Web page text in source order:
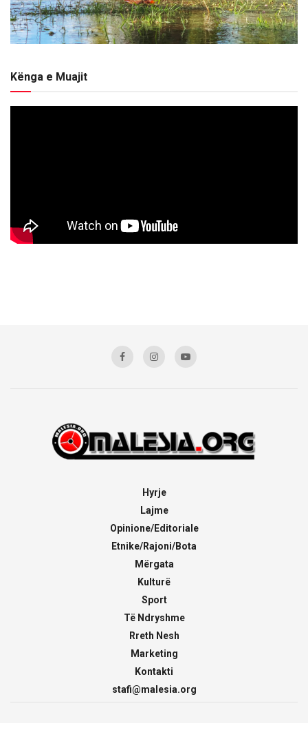
Kënga e Muajit
Hyrje
Lajme
Opinione/Editoriale
Etnike/Rajoni/Bota
Mërgata
Kulturë
Sport
Të Ndryshme
Rreth Nesh
Marketing
Kontakti
stafi@malesia.org